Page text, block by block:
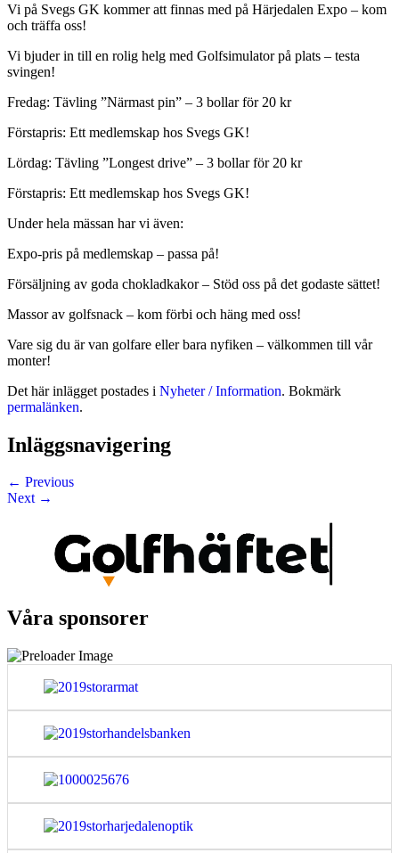
Vi på Svegs GK kommer att finnas med på Härjedalen Expo – kom
och träffa oss!
Vi bjuder in till en rolig helg med Golfsimulator på plats – testa
svingen!
Fredag: Tävling ”Närmast pin” – 3 bollar för 20 kr
Förstapris: Ett medlemskap hos Svegs GK!
Lördag: Tävling ”Longest drive” – 3 bollar för 20 kr
Förstapris: Ett medlemskap hos Svegs GK!
Under hela mässan har vi även:
Expo-pris på medlemskap – passa på!
Försäljning av goda chokladkakor – Stöd oss på det godaste sättet!
Massor av golfsnack – kom förbi och häng med oss!
Vare sig du är van golfare eller bara nyfiken – välkommen till vår
monter!
Det här inlägget postades i Nyheter / Information. Bokmärk
permalänken.
Inläggsnavigering
← Previous
Next →
Våra sponsorer